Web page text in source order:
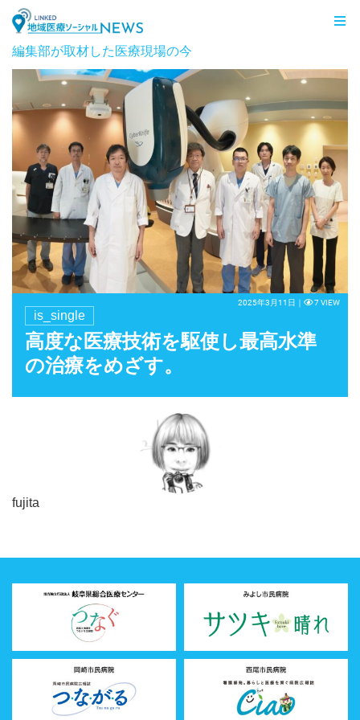
LINKED 地域医療ソーシャルNEWS
編集部が取材した医療現場の今
is_single
高度な医療技術を駆使し最高水準
の治療をめざす。
2025年3月11日｜ 7 VIEW
fujita